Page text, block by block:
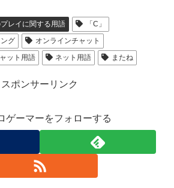
レイに関する用語
「C」
グ
オンラインチャット
ット用語 ネット用語 またね
スポンサーリンク
ゲーマーをフォローする